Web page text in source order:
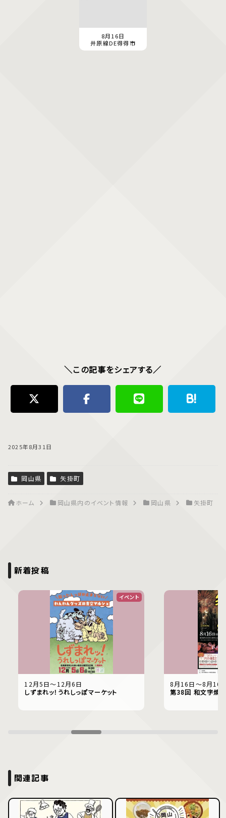
8月16日
井原線DE得得市
＼この記事をシェアする／
2025年8月31日
岡山県 矢掛町
ホーム 岡山県内のイベント情報 岡山県 矢掛町
新着投稿
イベント
12月5日〜12月6日
しずまれッ！うれしっぽマーケット
8月16日〜8月16
第38回 和文字焼
関連記事